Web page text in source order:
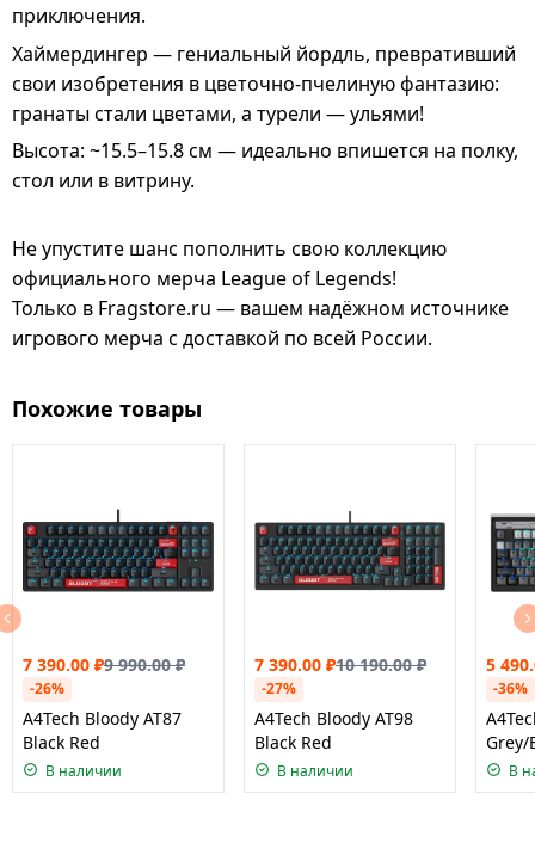
приключения.
Хаймердингер — гениальный йордль, превративший
свои изобретения в цветочно-пчелиную фантазию:
гранаты стали цветами, а турели — ульями!
Высота: ~15.5–15.8 см — идеально впишется на полку,
стол или в витрину.
Не упустите шанс пополнить свою коллекцию
официального мерча League of Legends!
Только в Fragstore.ru — вашем надёжном источнике
игрового мерча с доставкой по всей России.
Похожие товары
7 390.00 ₽9 990.00₽
-26%
A4Tech Bloody AT87
Black Red
В наличии
7 390.00 ₽10 190.00₽
-27%
A4Tech Bloody AT98
Black Red
В наличии
5
-36%
Grey/
В